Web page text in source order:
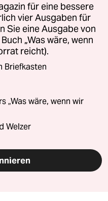
für eine bessere
vier Ausgaben für
Sie eine Ausgabe von
„Was wäre, wenn
reicht).
Briefkasten
„Was wäre, wenn wir
Welzer